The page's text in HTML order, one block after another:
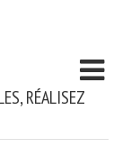
RÉALISEZ